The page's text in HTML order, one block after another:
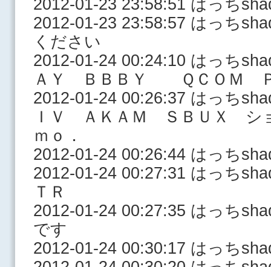
2012-01-23 23:58:51 はっち
2012-01-23 23:58:57 はっち
ください
2012-01-24 00:24:10 はっち
ＡＹ ＢＢＢＹ ＱＣＯＭ
2012-01-24 00:26:37 はっち
ＩＶ ＡＫＡＭ ＳＢＵＸ シ
ｍｏ．
2012-01-24 00:26:44 はっち
2012-01-24 00:27:31 はっち
ＴＲ
2012-01-24 00:27:35 はっち
です
2012-01-24 00:30:17 はっち